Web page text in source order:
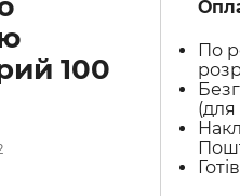
100
По
(для